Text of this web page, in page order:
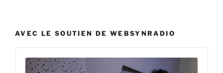
AVEC LE SOUTIEN DE WEBSYNRADIO
Audio
Player